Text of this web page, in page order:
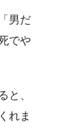
男だ
でや
と、
れま